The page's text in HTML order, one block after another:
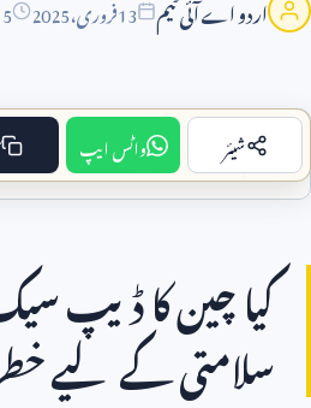
اردو اے آئی ٹیم 13فروری،2025 5 منٹ مطالعہ
فہرست مضمون
کیا چین کا ڈیپ
سلامتی کے لیے
شیئر واٹس ایپ